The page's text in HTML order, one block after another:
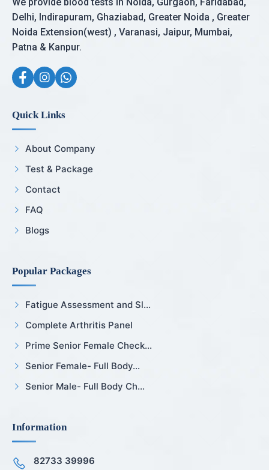
Delhi, Indirapuram, Ghaziabad, Greater Noida , Greater
Noida Extension(west) , Varanasi, Jaipur, Mumbai,
Patna & Kanpur.
Quick Links
About Company
Test & Package
Contact
FAQ
Blogs
Popular Packages
Fatigue Assessment and Sl...
Complete Arthritis Panel
Prime Senior Female Check...
Senior Female- Full Body...
Senior Male- Full Body Ch...
Information
82733 39996